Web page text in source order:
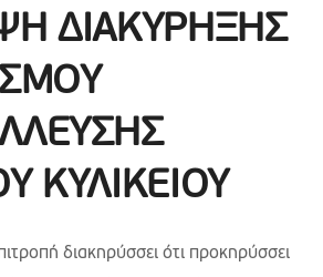
ΔΙΑΚΥΡΗΞΗΣ
ΚΥΛΙΚΕΙΟΥ
διακηρύσσει ότι προκηρύσσει